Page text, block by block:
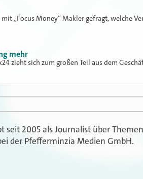
„Focus Money“ Makler gefragt, welche
mehr
zieht sich zum großen Teil aus dem
seit 2005 als Journalist über
der Pfefferminzia Medien GmbH.